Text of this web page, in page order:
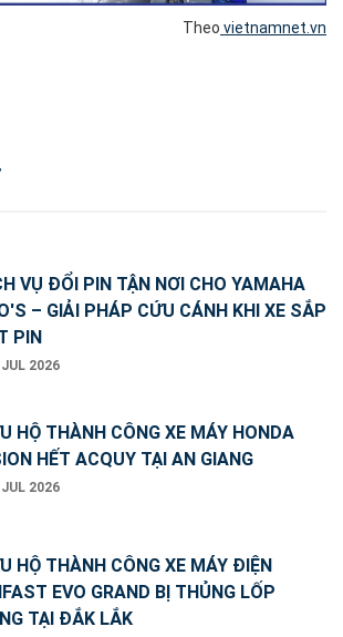
Theo vietnamnet.vn
VỤ ĐỔI PIN TẬN NƠI CHO YAMAHA
– GIẢI PHÁP CỨU CÁNH KHI XE SẮP
PIN
2026
HỘ THÀNH CÔNG XE MÁY HONDA
HẾT ACQUY TẠI AN GIANG
2026
HỘ THÀNH CÔNG XE MÁY ĐIỆN
EVO GRAND BỊ THỦNG LỐP
TẠI ĐẮK LẮK